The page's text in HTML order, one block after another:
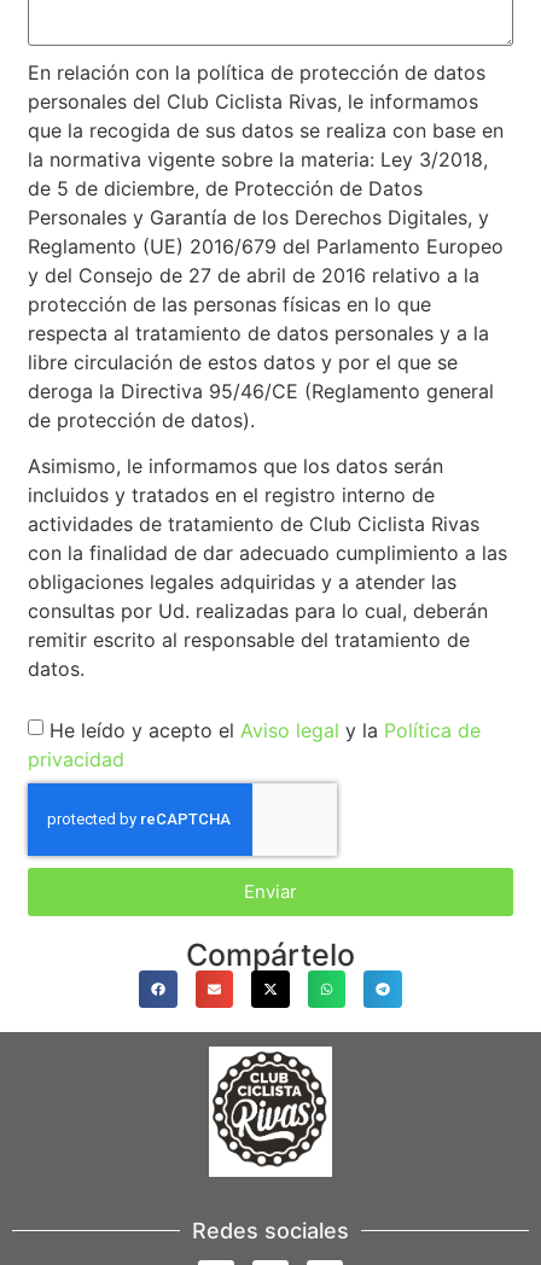
En relación con la política de protección de datos
personales del Club Ciclista Rivas, le informamos
que la recogida de sus datos se realiza con base en
la normativa vigente sobre la materia: Ley 3/2018,
de 5 de diciembre, de Protección de Datos
Personales y Garantía de los Derechos Digitales, y
Reglamento (UE) 2016/679 del Parlamento Europeo
y del Consejo de 27 de abril de 2016 relativo a la
protección de las personas físicas en lo que
respecta al tratamiento de datos personales y a la
libre circulación de estos datos y por el que se
deroga la Directiva 95/46/CE (Reglamento general
de protección de datos).
Asimismo, le informamos que los datos serán
incluidos y tratados en el registro interno de
actividades de tratamiento de Club Ciclista Rivas
con la finalidad de dar adecuado cumplimiento a las
obligaciones legales adquiridas y a atender las
consultas por Ud. realizadas para lo cual, deberán
remitir escrito al responsable del tratamiento de
datos.
He leído y acepto el Aviso legal y la Política de
privacidad
Enviar
Compártelo
Redes sociales